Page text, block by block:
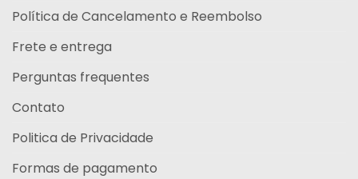
Política de Cancelamento e Reembolso
Frete e entrega
Perguntas frequentes
Contato
Politica de Privacidade
Formas de pagamento